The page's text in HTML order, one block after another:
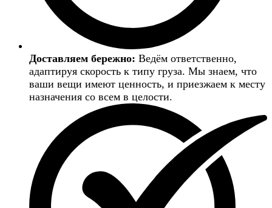
Доставляем бережно: Ведём ответственно,
адаптируя скорость к типу груза. Мы знаем, что
ваши вещи имеют ценность, и приезжаем к месту
назначения со всем в целости.